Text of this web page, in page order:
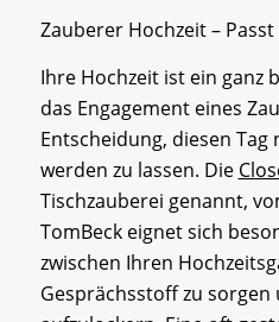
Zauberer Hochzeit –
Ihre Hochzeit ist ein ganz
das Engagement eines
Entscheidung, diesen
werden zu lassen. Die
Tischzauberei genannt,
TomBeck eignet sich
zwischen Ihren
Gesprächsstoff zu sorgen